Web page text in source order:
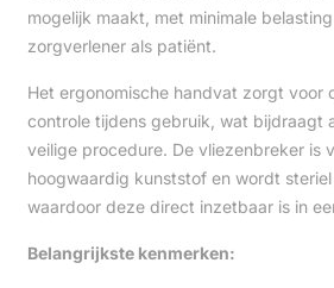
mogelijk maakt, met minimale
zorgverlener als patiënt.
Het ergonomische handvat zorgt voor
controle tijdens gebruik, wat bijdraagt
veilige procedure. De vliezenbreker is
hoogwaardig kunststof en wordt
waardoor deze direct inzetbaar is in
Belangrijkste kenmerken: